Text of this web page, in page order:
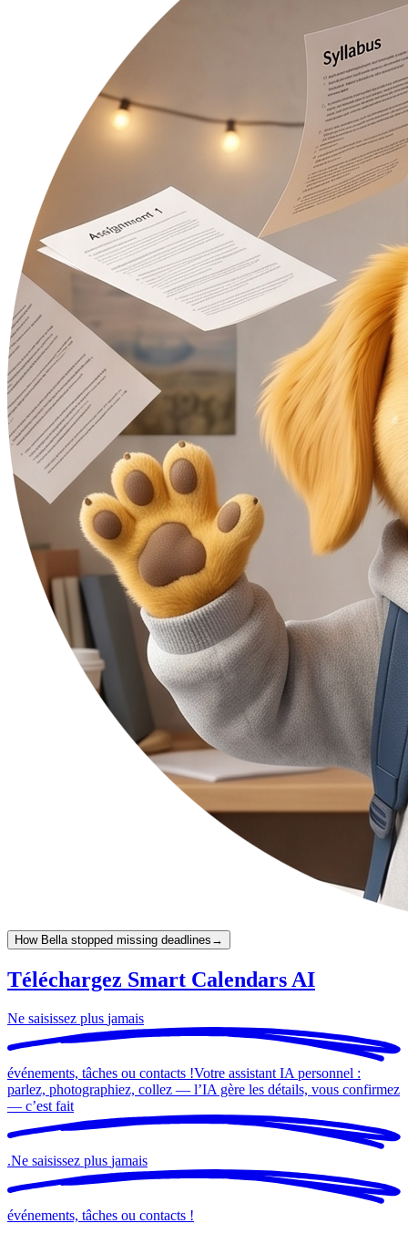
How Bella stopped missing deadlines →
Téléchargez Smart Calendars AI
Ne saisissez plus jamais
événements, tâches ou contacts !Votre assistant IA personnel :
parlez, photographiez, collez — l’IA gère les détails, vous confirmez
— c’est fait
.Ne saisissez plus jamais
événements, tâches ou contacts !